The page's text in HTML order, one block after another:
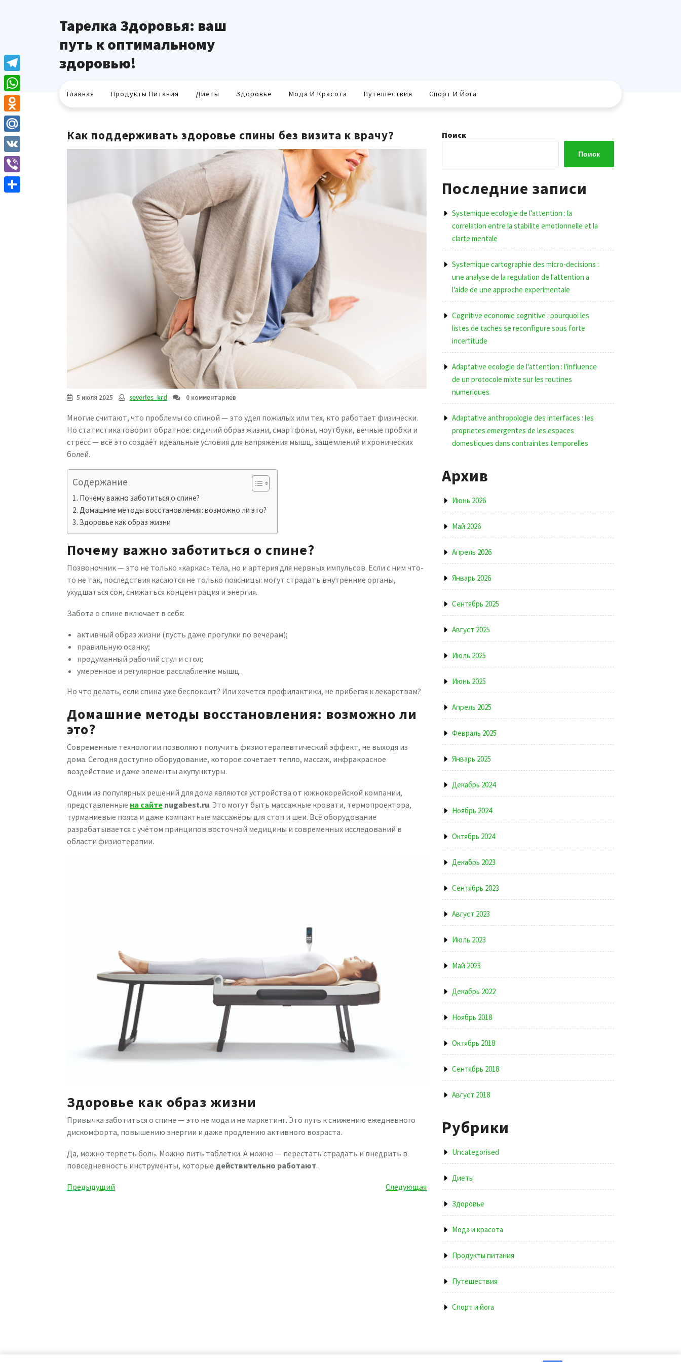
Тарелка Здоровья: ваш
путь к оптимальному
здоровью!
Главная Продукты Питания Диеты Здоровье Мода И Красота Путешествия Спорт И Йога
Как поддерживать здоровье спины без визита к врачу?
5 июля 2025 severles_krd 0 комментариев
Многие считают, что проблемы со спиной — это удел пожилых или тех, кто работает физически.
Но статистика говорит обратное: сидячий образ жизни, смартфоны, ноутбуки, вечные пробки и
стресс — всё это создаёт идеальные условия для напряжения мышц, защемлений и хронических
болей.
Содержание
Почему важно заботиться о спине?
Домашние методы восстановления: возможно ли это?
Здоровье как образ жизни
Почему важно заботиться о спине?
Позвоночник — это не только «каркас» тела, но и артерия для нервных импульсов. Если с ним что-
то не так, последствия касаются не только поясницы: могут страдать внутренние органы,
ухудшаться сон, снижаться концентрация и энергия.
Забота о спине включает в себя:
активный образ жизни (пусть даже прогулки по вечерам);
правильную осанку;
продуманный рабочий стул и стол;
умеренное и регулярное расслабление мышц.
Но что делать, если спина уже беспокоит? Или хочется профилактики, не прибегая к лекарствам?
Домашние методы восстановления: возможно ли
это?
Современные технологии позволяют получить физиотерапевтический эффект, не выходя из
дома. Сегодня доступно оборудование, которое сочетает тепло, массаж, инфракрасное
воздействие и даже элементы акупунктуры.
Одним из популярных решений для дома являются устройства от южнокорейской компании,
представленные на сайте nugabest.ru. Это могут быть массажные кровати, термопроектора,
турманиевые пояса и даже компактные массажёры для стоп и шеи. Всё оборудование
разрабатывается с учётом принципов восточной медицины и современных исследований в
области физиотерапии.
Здоровье как образ жизни
Привычка заботиться о спине — это не мода и не маркетинг. Это путь к снижению ежедневного
дискомфорта, повышению энергии и даже продлению активного возраста.
Да, можно терпеть боль. Можно пить таблетки. А можно — перестать страдать и внедрить в
повседневность инструменты, которые действительно работают.
Навигация
Предыдущая
Предыдущий
Следующая
Следующая
Поиск
Поиск
Последние записи
Systemique ecologie de l'attention : la
correlation entre la stabilite emotionnelle et la
clarte mentale
Systemique cartographie des micro-decisions :
une analyse de la regulation de l'attention a
l'aide de une approche experimentale
Cognitive economie cognitive : pourquoi les
listes de taches se reconfigure sous forte
incertitude
Adaptative ecologie de l'attention : l'influence
de un protocole mixte sur les routines
numeriques
Adaptative anthropologie des interfaces : les
proprietes emergentes de les espaces
domestiques dans contraintes temporelles
Архив
Июнь 2026
Май 2026
Апрель 2026
Январь 2026
Сентябрь 2025
Август 2025
Июль 2025
Июнь 2025
Апрель 2025
Февраль 2025
Январь 2025
Декабрь 2024
Ноябрь 2024
Октябрь 2024
Декабрь 2023
Сентябрь 2023
Август 2023
Июль 2023
Май 2023
Декабрь 2022
Ноябрь 2018
Октябрь 2018
Сентябрь 2018
Август 2018
Рубрики
Uncategorised
Диеты
Здоровье
Мода и красота
Продукты питания
Путешествия
Спорт и йога
Telegram
WhatsApp
Odnoklassniki
Mail.Ru
VK
Viber